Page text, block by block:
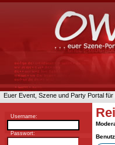
Euer Event, Szene und Party Portal
Username:
Passwort: